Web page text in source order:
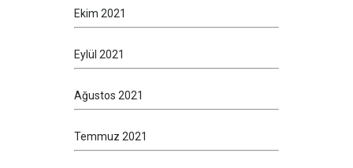
Ekim 2021
Eylül 2021
Ağustos 2021
Temmuz 2021